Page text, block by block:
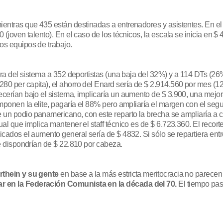
que 435 están destinadas a entrenadores y asistentes. En
talento). En el caso de los técnicos, la escala se inicia en
equipos de trabajo.
del sistema a 352 deportistas (una baja del 32%) y a 114 DTs
per capita), el ahorro del Enard sería de $ 2.914.560 por mes
bajo el sistema, implicaría un aumento de $ 3.900, una
la elite, pagaría el 88% pero ampliaría el margen con el
podio panamericano, con este reparto la brecha se ampliaría a
que implica mantener el staff técnico es de $ 6.723.360. El
el aumento general sería de $ 4832. Si sólo se repartiera
de $ 22.810 por cabeza.
y su genteen base a la más estricta meritocracia no
en la Federación Comunista en la década del 70.El tiempo